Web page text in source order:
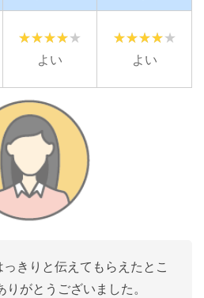
よい よい
きりと伝えてもらえたとこ
がとうございました。